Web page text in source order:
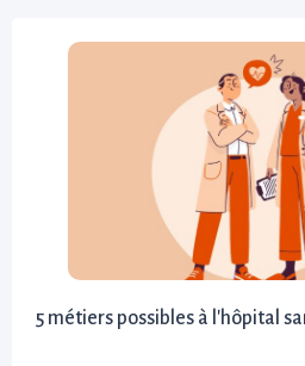
5 métiers possibles à l'hôpital